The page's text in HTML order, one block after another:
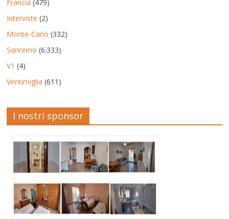
Francia (479)
Interviste (2)
Monte-Carlo (332)
Sanremo (6.333)
V1 (4)
Ventimiglia (611)
I nostri sponsor